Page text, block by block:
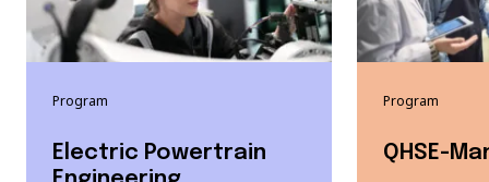
Program
Electric Powertrain
Program
QHSE-